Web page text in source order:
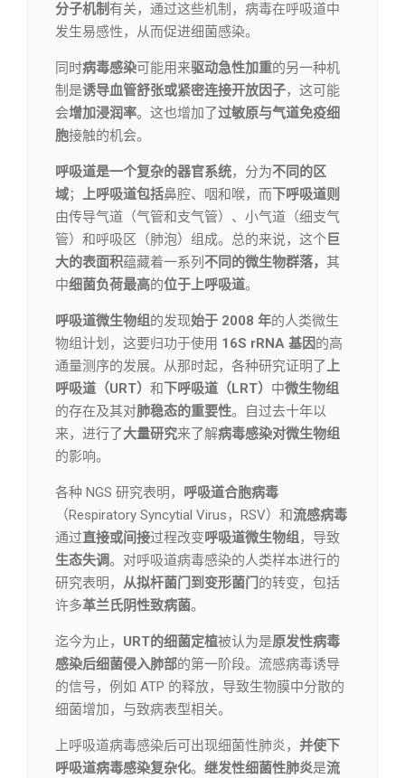
分子机制 有关，通过这些机制，病毒在呼吸道中
发生易感性，从而促进细菌感染。
同时病毒感染可能用来驱动急性加重的另一种机
制是诱导血管舒张或紧密连接开放因子，这可能
会增加浸润率。这也增加了过敏原与气道免疫细
胞接触的机会。
呼吸道是一个复杂的器官系统，分为不同的区
域； 上呼吸道包括鼻腔、咽和喉，而 下呼吸道则
由传导气道（气管和支气管）、小气道（细支气
管）和呼吸区（肺泡）组成。总的来说，这个 巨
大的表面积蕴藏着一系列 不同的微生物群落， 其
中细菌负荷最高的位于上呼吸道。
呼吸道微生物组的发现始于 2008 年的人类微生
物组计划，这要归功于使用 16S rRNA 基因的高
通量测序的发展。从那时起，各种研究证明了上
呼吸道（URT） 和 下呼吸道（LRT） 中微生物组
的存在及其对肺稳态的重要性。自过去十年以
来，进行了大量研究来了解病毒感染对微生物组
的影响。
各种 NGS 研究表明， 呼吸道合胞病毒
（Respiratory Syncytial Virus，RSV）和流感病毒
通过直接或间接过程改变呼吸道微生物组，导致
生态失调。对呼吸道病毒感染的人类样本进行的
研究表明， 从拟杆菌门到变形菌门 的转变，包括
许多革兰氏阴性致病菌。
迄今为止， URT的细菌定植被认为是原发性病毒
感染后细菌侵入肺部的第一阶段。流感病毒诱导
的信号，例如 ATP 的释放，导致生物膜中分散的
细菌增加，与致病表型相关。
上呼吸道病毒感染后可出现细菌性肺炎， 并使下
呼吸道病毒感染复杂化。 继发性细菌性肺炎是流